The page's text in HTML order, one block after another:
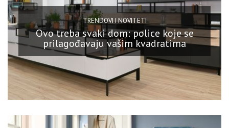
TRENDOVI I NOVITETI
Ovo treba svaki dom: police koje se
prilagođavaju vašim kvadratima